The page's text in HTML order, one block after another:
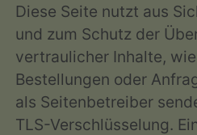
Diese Seite nutzt aus
und zum Schutz der
vertraulicher Inhalte,
Bestellungen oder
als Seitenbetreiber
TLS-Verschlüsselung.